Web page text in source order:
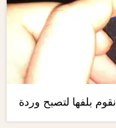
نقوم بلفها لتصبح وردة